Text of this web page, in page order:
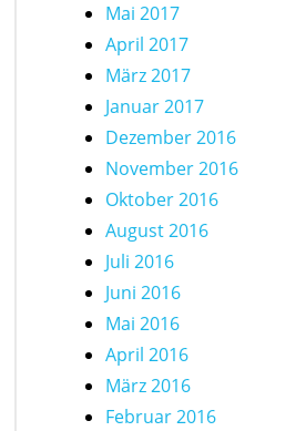
Mai 2017
April 2017
März 2017
Januar 2017
Dezember 2016
November 2016
Oktober 2016
August 2016
Juli 2016
Juni 2016
Mai 2016
April 2016
März 2016
Februar 2016